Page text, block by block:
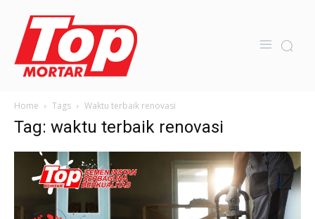
Home Tags Waktu terbaik renovasi
Tag: waktu terbaik renovasi